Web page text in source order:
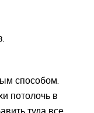
способом.
потолочь в
туда все